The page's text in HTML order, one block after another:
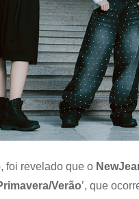
foi revelado que o
Verão’, que